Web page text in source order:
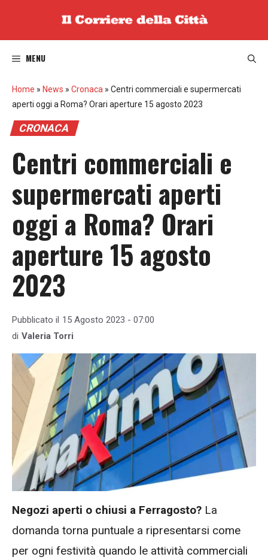
MENU
Home » News » Cronaca » Centri commerciali e supermercati
aperti oggi a Roma? Orari aperture 15 agosto 2023
CRONACA
Centri commerciali e
supermercati aperti
oggi a Roma? Orari
aperture 15 agosto
2023
Pubblicato il 15 Agosto 2023 - 07:00
di Valeria Torri
Negozi aperti o chiusi a Ferragosto? La
domanda torna puntuale a ripresentarsi come
per ogni festività quando le attività commerciali